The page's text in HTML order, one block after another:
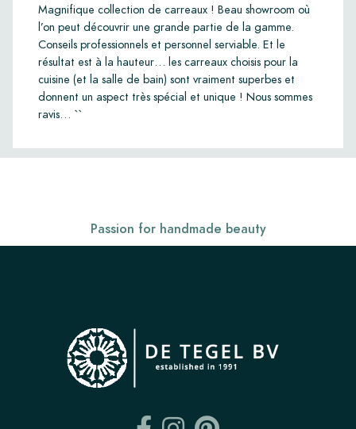
Magnifique collection de carreaux ! Beau showroom où
l’on peut découvrir une grande partie de la gamme.
Conseils professionnels et personnel serviable. Et le
résultat est à la hauteur… les carreaux choisis pour la
cuisine (et la salle de bain) sont vraiment superbes et
donnent un aspect très spécial et unique ! Nous sommes
ravis… ``
Passion for handmade beauty